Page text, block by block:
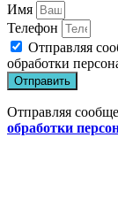
Имя
Телефон
Отправляя
обработки
Отправить
Отправляя
обработки